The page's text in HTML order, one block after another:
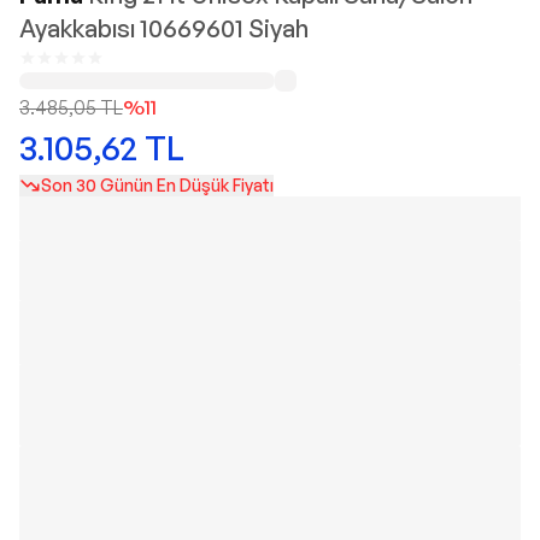
Ayakkabısı 10669601 Siyah
3.485,05TL%11
3.105,62 TL
Son 30 Günün En Düşük Fiyatı